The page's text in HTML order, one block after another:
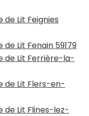
Lit Feignies
Lit Fenain 59179
de Lit Ferrière-la-
de Lit Flers-en-
de Lit Flines-lez-